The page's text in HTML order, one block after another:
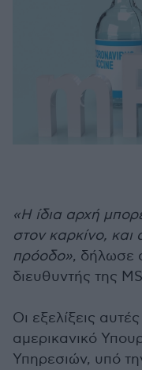
«Η ίδια αρχή
στον καρκίνο, και
πρόοδο», δήλωσε
διευθυντής της
Οι εξελίξεις
αμερικανικό
Υπηρεσιών, υπό